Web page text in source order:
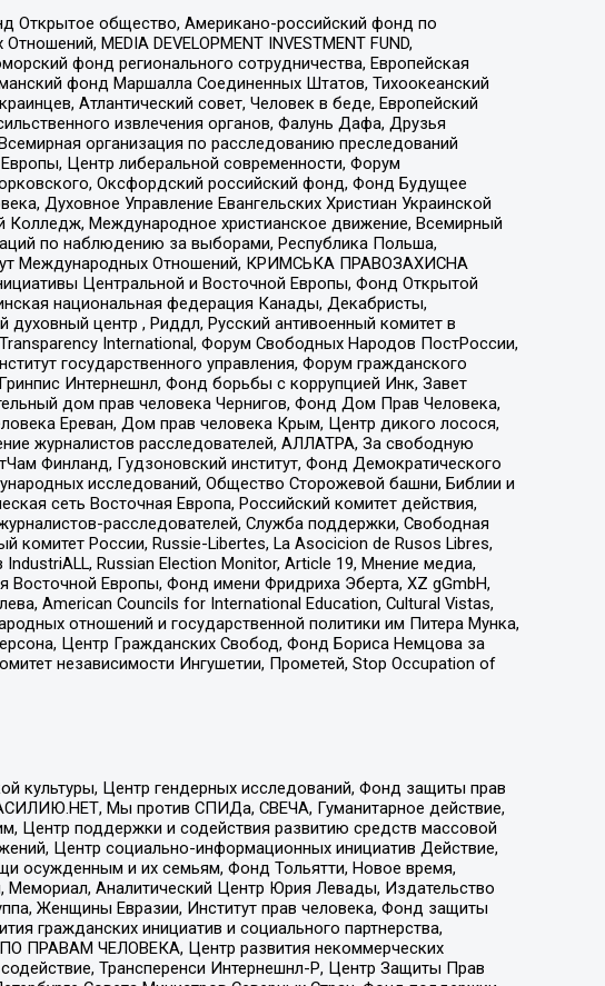
Открытое общество, Американо-российский фонд по
MEDIA DEVELOPMENT INVESTMENT FUND,
фонд регионального сотрудничества, Европейская
фонд Маршалла Соединенных Штатов, Тихоокеанский
Атлантический совет, Человек в беде, Европейский
извлечения органов, Фалунь Дафа, Друзья
организация по расследованию преследований
Центр либеральной современности, Форум
Оксфордский российский фонд, Фонд Будущее
Духовное Управление Евангельских Христиан Украинской
Международное христианское движение, Всемирный
по наблюдению за выборами, Республика Польша,
Международных Отношений, КРИМСЬКА ПРАВОЗАХИСНА
Центральной и Восточной Европы, Фонд Открытой
национальная федерация Канады, Декабристы,
центр , Риддл, Русский антивоенный комитет в
International, Форум Свободных Народов ПостРоссии,
государственного управления, Форум гражданского
Интернешнл, Фонд борьбы с коррупцией Инк, Завет
дом прав человека Чернигов, Фонд Дом Прав Человека,
Ереван, Дом прав человека Крым, Центр дикого лосося,
журналистов расследователей, АЛЛАТРА, За свободную
Финланд, Гудзоновский институт, Фонд Демократического
исследований, Общество Сторожевой башни, Библии и
сеть Восточная Европа, Российский комитет действия,
расследователей, Служба поддержки, Свободная
России, Russie-Libertes, La Asocicion de Rusos Libres,
Russian Election Monitor, Article 19, Мнение медиа,
Восточной Европы, Фонд имени Фридриха Эберта, XZ gGmbH,
American Councils for International Education, Cultural Vistas,
отношений и государственной политики им Питера Мунка,
Центр Гражданских Свобод, Фонд Бориса Немцова за
независимости Ингушетии, Прометей, Stop Occupation of
культуры, Центр гендерных исследований, Фонд защиты прав
Мы против СПИДа, СВЕЧА, Гуманитарное действие,
Центр поддержки и содействия развитию средств массовой
Центр социально-информационных инициатив Действие,
осужденным и их семьям, Фонд Тольятти, Новое время,
Мемориал, Аналитический Центр Юрия Левады, Издательство
Женщины Евразии, Институт прав человека, Фонд защиты
гражданских инициатив и социального партнерства,
ПРАВАМ ЧЕЛОВЕКА, Центр развития некоммерческих
Трансперенси Интернешнл-Р, Центр Защиты Прав